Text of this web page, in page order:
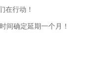
在行动！
间确定延期一个月！